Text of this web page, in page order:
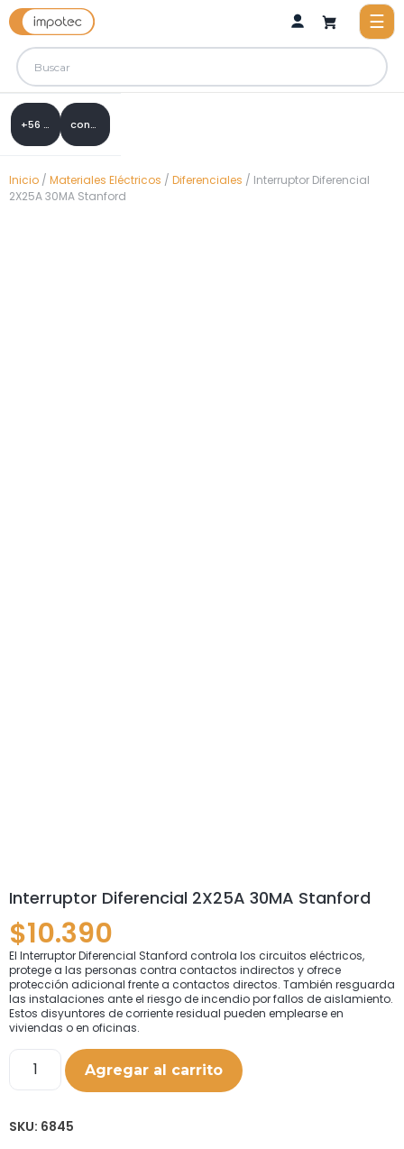
+56 9 8288 0307 contacto@impotec.cl
Inicio / Materiales Eléctricos / Diferenciales / Interruptor Diferencial
2X25A 30MA Stanford
Interruptor Diferencial 2X25A 30MA Stanford
$10.390
El Interruptor Diferencial Stanford controla los circuitos eléctricos,
protege a las personas contra contactos indirectos y ofrece
protección adicional frente a contactos directos. También resguarda
las instalaciones ante el riesgo de incendio por fallos de aislamiento.
Estos disyuntores de corriente residual pueden emplearse en
viviendas o en oficinas.
Agregar al carrito
SKU: 6845